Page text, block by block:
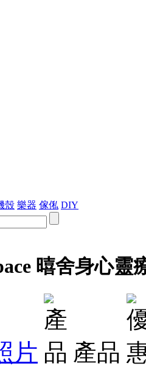
殼 樂器 傢俬 DIY
暿舍身心靈
片 產品